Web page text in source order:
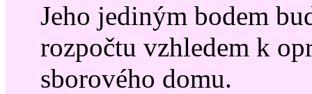
Jeho jediným bodem
rozpočtu vzhledem k
sborového domu.